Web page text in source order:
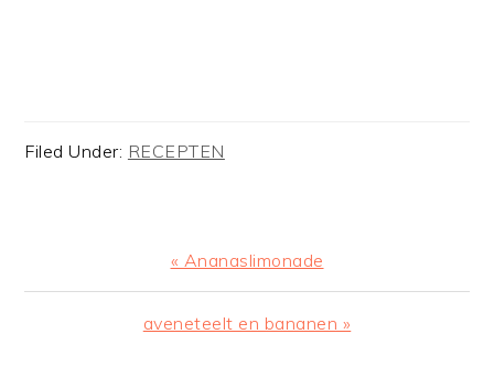
Filed Under: RECEPTEN
Previous
Post:
« Ananaslimonade
Next
aveneteelt en bananen »